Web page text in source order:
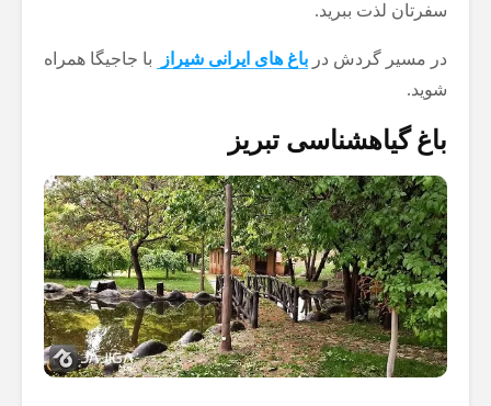
سفرتان لذت ببرید.
در مسیر گردش در باغ های ایرانی شیراز
با جاجیگا همراه
شوید.
باغ گیاهشناسی تبریز